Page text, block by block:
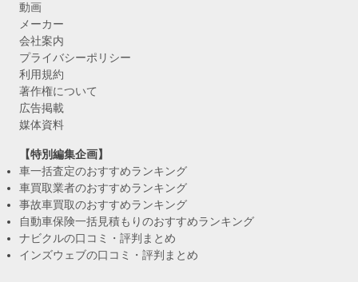
動画
メーカー
会社案内
プライバシーポリシー
利用規約
著作権について
広告掲載
媒体資料
【特別編集企画】
車一括査定のおすすめランキング
車買取業者のおすすめランキング
事故車買取のおすすめランキング
自動車保険一括見積もりのおすすめランキング
ナビクルの口コミ・評判まとめ
インズウェブの口コミ・評判まとめ